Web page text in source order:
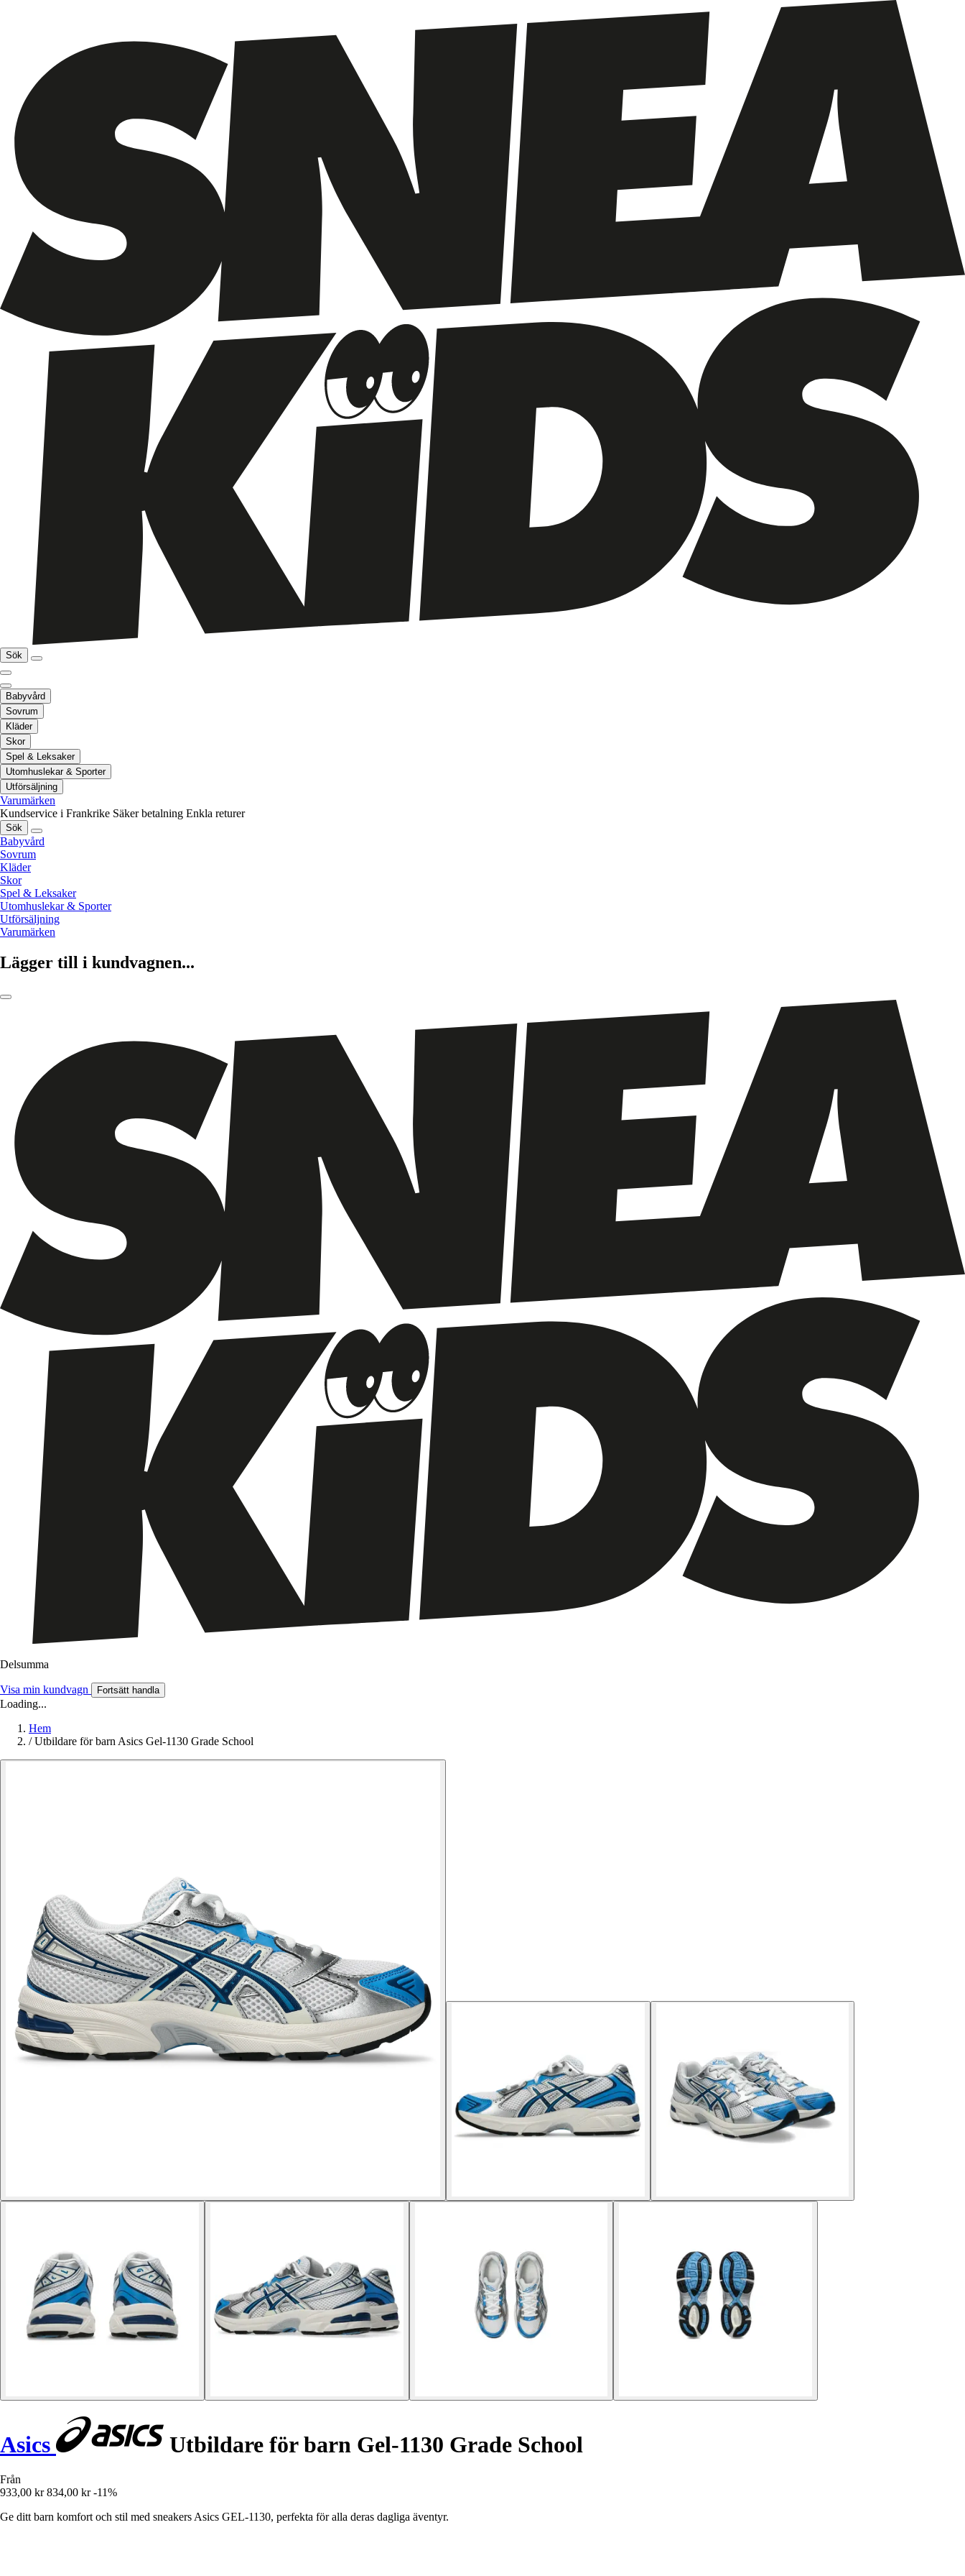
Sök
Babyvård
Sovrum
Kläder
Skor
Spel & Leksaker
Utomhuslekar & Sporter
Utförsäljning
Varumärken
Kundservice i Frankrike Säker betalning Enkla returer
Sök
Babyvård
Sovrum
Kläder
Skor
Spel & Leksaker
Utomhuslekar & Sporter
Utförsäljning
Varumärken
Lägger till i kundvagnen...
Delsumma
Visa min kundvagn Fortsätt handla
Loading...
Hem
/ Utbildare för barn Asics Gel-1130 Grade School
Asics Utbildare för barn Gel-1130 Grade School
Från
933,00 kr 834,00 kr -11%
Ge ditt barn komfort och stil med sneakers Asics GEL-1130, perfekta för alla deras dagliga äventyr.